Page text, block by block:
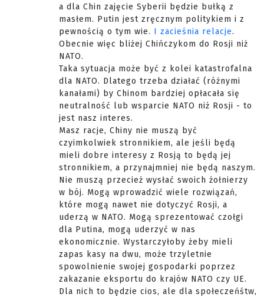
a dla Chin zajęcie Syberii będzie bułką z
masłem. Putin jest zręcznym politykiem i z
pewnością o tym wie. I zacieśnia relacje.
Obecnie więc bliżej Chińczykom do Rosji niż
NATO.
Taka sytuacja może być z kolei katastrofalna
dla NATO. Dlatego trzeba działać (różnymi
kanałami) by Chinom bardziej opłacała się
neutralność lub wsparcie NATO niż Rosji - to
jest nasz interes.
Masz racje, Chiny nie muszą być
czyimkolwiek stronnikiem, ale jeśli będą
mieli dobre interesy z Rosją to będą jej
stronnikiem, a przynajmniej nie będą naszym.
Nie muszą przecież wysłać swoich żołnierzy
w bój. Mogą wprowadzić wiele rozwiązań,
które mogą nawet nie dotyczyć Rosji, a
uderzą w NATO. Mogą sprezentować czołgi
dla Putina, mogą uderzyć w nas
ekonomicznie. Wystarczyłoby żeby mieli
zapas kasy na dwu, może trzyletnie
spowolnienie swojej gospodarki poprzez
zakazanie eksportu do krajów NATO czy UE.
Dla nich to będzie cios, ale dla społeczeńśtw,